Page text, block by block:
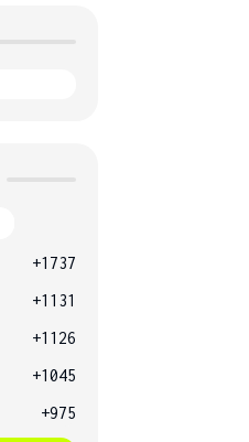
+1737
+1131
+1126
+1045
+975